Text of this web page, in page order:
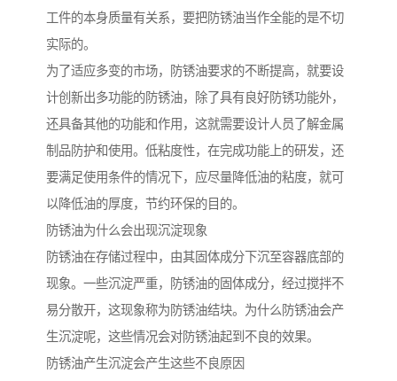
工件的本身质量有关系，要把防锈油当作全能的是不切
实际的。
为了适应多变的市场，防锈油要求的不断提高，就要设
计创新出多功能的防锈油，除了具有良好防锈功能外，
还具备其他的功能和作用，这就需要设计人员了解金属
制品防护和使用。低粘度性，在完成功能上的研发，还
要满足使用条件的情况下，应尽量降低油的粘度，就可
以降低油的厚度，节约环保的目的。
防锈油为什么会出现沉淀现象
防锈油在存储过程中，由其固体成分下沉至容器底部的
现象。一些沉淀严重，防锈油的固体成分，经过搅拌不
易分散开，这现象称为防锈油结块。为什么防锈油会产
生沉淀呢，这些情况会对防锈油起到不良的效果。
防锈油产生沉淀会产生这些不良原因